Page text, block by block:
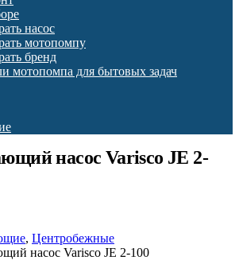
насос
мотопомпу
бренд
мотопомпа для бытовых задач
насос Varisco JE 2-
, Центробежные
насос Varisco JE 2-100